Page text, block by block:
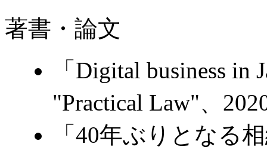
著書・論文
「Digital business in
"Practical Law"、
「40年ぶりとなる